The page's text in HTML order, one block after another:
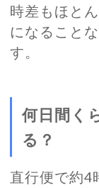
時差もほと
になること
す。
何日間く
る？
直行便で約4